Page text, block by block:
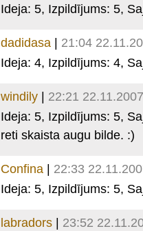
Ideja: 5, Izpildījums: 5,
dadidasa | 21:04
Ideja: 4, Izpildījums: 4,
windily | 22:21 22.11.2007
Ideja: 5, Izpildījums: 5,
reti skaista augu bilde. :)
Confina | 22:33
Ideja: 5, Izpildījums: 5,
labradors | 23:52